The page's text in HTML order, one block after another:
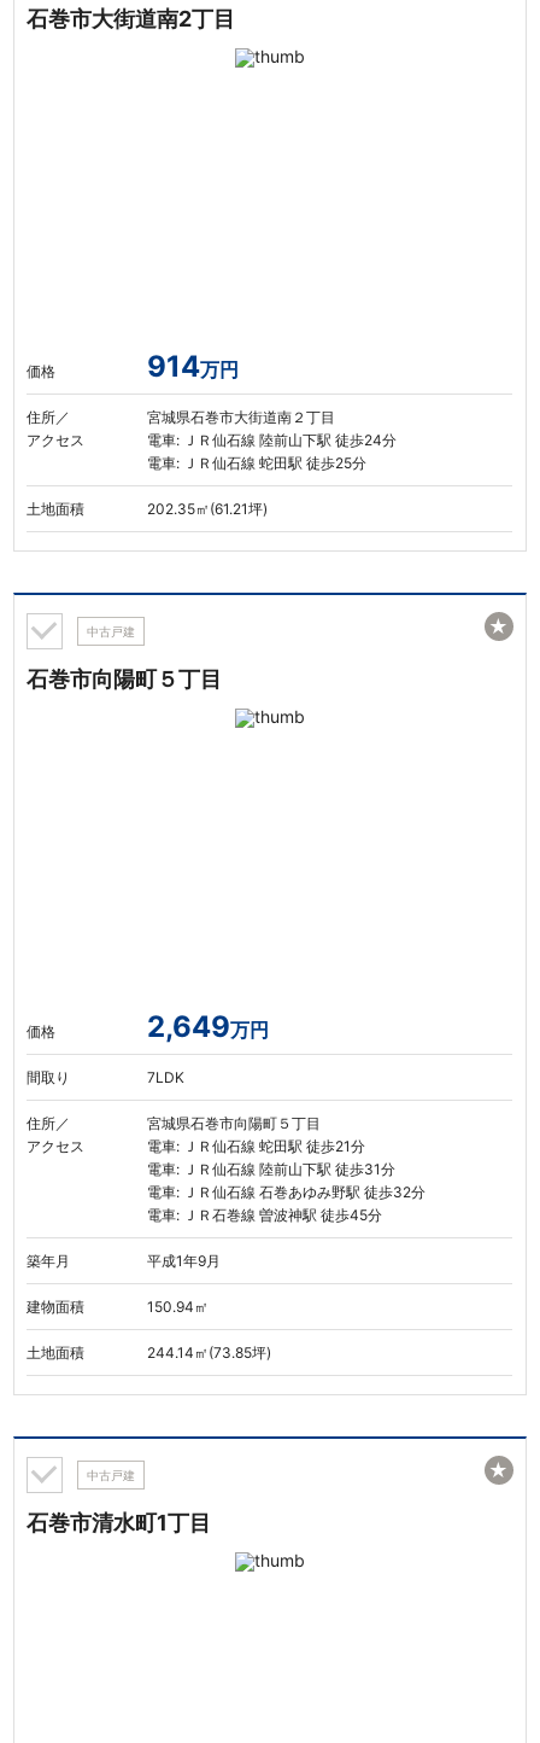
石巻市大街道南2丁目
価格 914万円
住所／
アクセス
宮城県石巻市大街道南２丁目
電車: ＪＲ仙石線 陸前山下駅 徒歩24分
電車: ＪＲ仙石線 蛇田駅 徒歩25分
土地面積 202.35㎡(61.21坪)
中古戸建
石巻市向陽町５丁目
価格 2,649万円
間取り 7LDK
住所／
アクセス
宮城県石巻市向陽町５丁目
電車: ＪＲ仙石線 蛇田駅 徒歩21分
電車: ＪＲ仙石線 陸前山下駅 徒歩31分
電車: ＪＲ仙石線 石巻あゆみ野駅 徒歩32分
電車: ＪＲ石巻線 曽波神駅 徒歩45分
築年月 平成1年9月
建物面積 150.94㎡
土地面積 244.14㎡(73.85坪)
★
中古戸建
石巻市清水町1丁目
★